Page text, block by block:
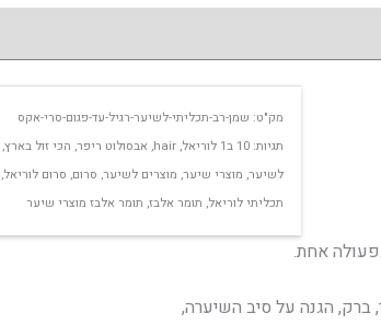
מק"ט: שמן-רב-תכליתי-לשיער-רגיל-עד-פגום-סרי-אקס
תגיות:10 ב1 לוריאל ,
hair
,אבסולוט ריפר, הכי זול בארץ,
לשיער, מוצרי שיער, מוצרים לשיער, סרום, סרום לוריאל,
תכליתי לוריאל, תומר אלבז, תומר אלבז מוצרי שיער
אחת.
ברק, הגנה על סיב השיערה,